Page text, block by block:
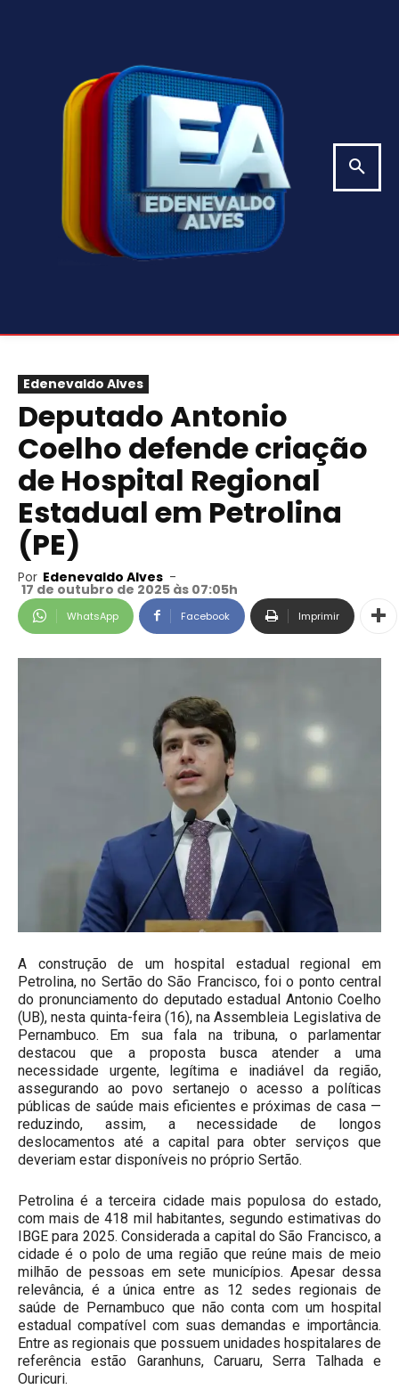
Edenevaldo Alves
Deputado Antonio
Coelho defende criação
de Hospital Regional
Estadual em Petrolina
(PE)
Por Edenevaldo Alves -
17 de outubro de 2025 às 07:05h
WhatsApp Facebook Imprimir
A construção de um hospital estadual regional em
Petrolina, no Sertão do São Francisco, foi o ponto central
do pronunciamento do deputado estadual Antonio Coelho
(UB), nesta quinta-feira (16), na Assembleia Legislativa de
Pernambuco. Em sua fala na tribuna, o parlamentar
destacou que a proposta busca atender a uma
necessidade urgente, legítima e inadiável da região,
assegurando ao povo sertanejo o acesso a políticas
públicas de saúde mais eficientes e próximas de casa —
reduzindo, assim, a necessidade de longos
deslocamentos até a capital para obter serviços que
deveriam estar disponíveis no próprio Sertão.
Petrolina é a terceira cidade mais populosa do estado,
com mais de 418 mil habitantes, segundo estimativas do
IBGE para 2025. Considerada a capital do São Francisco, a
cidade é o polo de uma região que reúne mais de meio
milhão de pessoas em sete municípios. Apesar dessa
relevância, é a única entre as 12 sedes regionais de
saúde de Pernambuco que não conta com um hospital
estadual compatível com suas demandas e importância.
Entre as regionais que possuem unidades hospitalares de
referência estão Garanhuns, Caruaru, Serra Talhada e
Ouricuri.